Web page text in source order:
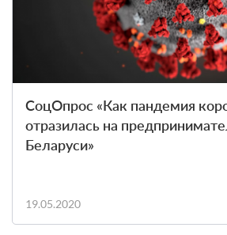
СоцОпрос «Как пандемия
отразилась на
Беларуси»
19.05.2020